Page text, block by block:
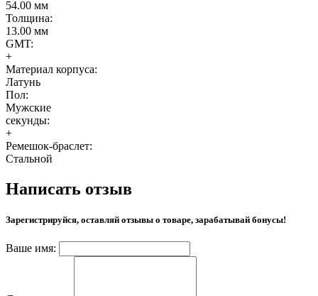
54.00 мм
Толщина:
13.00 мм
GMT:
+
Материал корпуса:
Латунь
Пол:
Мужские
секунды:
+
Ремешок-браслет:
Стальной
Написать отзыв
Зарегистрируйся, оставляй отзывы о товаре, зарабатывай бонусы!
Ваше имя: